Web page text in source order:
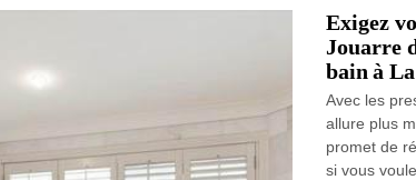
Exigez
Jouarre
bain à
Avec les
allure plus
promet de
si vous